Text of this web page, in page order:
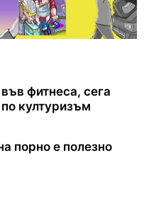
фитнеса, сега
културизъм
порно е полезно